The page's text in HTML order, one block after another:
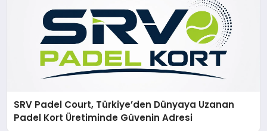
SRV Padel Court, Türkiye’den Dünyaya Uzanan
Padel Kort Üretiminde Güvenin Adresi